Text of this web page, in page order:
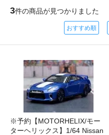
3件の商品が見つかりました
おすすめ順
※予約【MOTORHELIX/モー
ターヘリックス】1/64 Nissan